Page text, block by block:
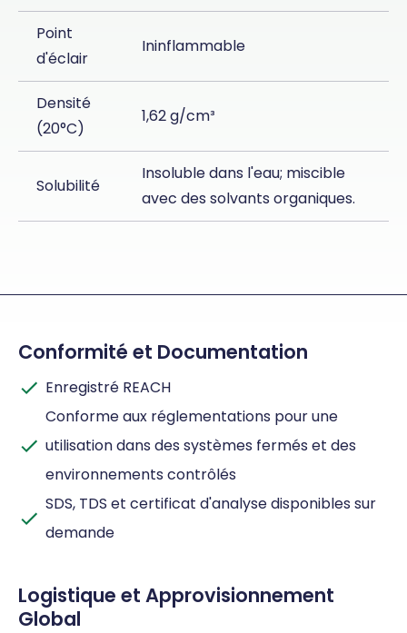
Point
d'éclair
Ininflammable
Densité
(20°C)
1,62 g/cm³
Solubilité
Insoluble dans l'eau; miscible
avec des solvants organiques.
Conformité et Documentation
Enregistré REACH
Conforme aux réglementations pour une
utilisation dans des systèmes fermés et des
environnements contrôlés
SDS, TDS et certificat d'analyse disponibles sur
demande
Logistique et Approvisionnement
Global